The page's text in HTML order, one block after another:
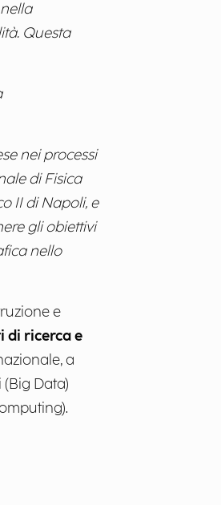
Questa
nei processi
di Fisica
II di Napoli, e
gli obiettivi
nello
e
di ricerca e
a
Data)